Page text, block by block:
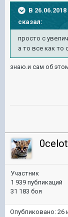
В
сказал:
просто с
а то все как то
знаю.и сам об
0celot
Участник
1 939 публикаций
31 183 боя
Опубликовано: 26